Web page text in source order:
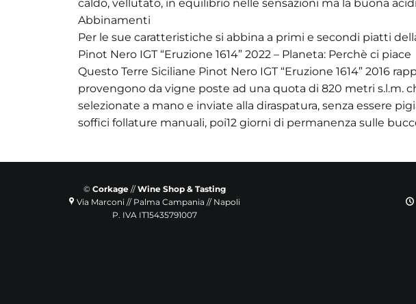
caldo, vellutato, in equilibrio nelle sensazioni ma la buona
Abbinamenti
Per le sue caratteristiche si abbina a primi e secondi piatti
Pinot Nero IGT “Eruzione 1614” 2022 – Planeta: Perchè ci piace
Questo Terre Siciliane Pinot Nero IGT “Eruzione 1614” 2016
provengono da vigne poste ad una quota di 820 metri s.l.m.
selezionate a mano e inviate alla diraspatura, senza essere
soffici follature manuali, poi12 giorni di permanenza sulle
© Corkage//Wine Shop & Tasting
Via Marconi // Palma Campania // Napoli
P. IVA IT15435791007